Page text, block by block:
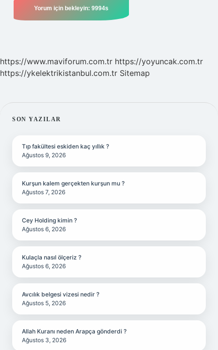
https://www.maviforum.com.tr https://yoyuncak.com.tr
https://ykelektrikistanbul.com.tr Sitemap
SIDEBAR
SON YAZILAR
Tıp fakültesi eskiden kaç yıllık ?
Ağustos 9, 2026
Kurşun kalem gerçekten kurşun mu ?
Ağustos 7, 2026
Cey Holding kimin ?
Ağustos 6, 2026
Kulaçla nasıl ölçeriz ?
Ağustos 6, 2026
Avcılık belgesi vizesi nedir ?
Ağustos 5, 2026
Allah Kuranı neden Arapça gönderdi ?
Ağustos 3, 2026